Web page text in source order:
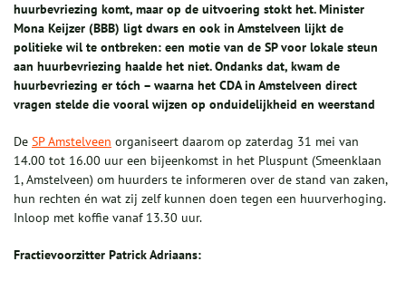
huurbevriezing komt, maar op de uitvoering stokt het. Minister
Mona Keijzer (BBB) ligt dwars en ook in Amstelveen lijkt de
politieke wil te ontbreken: een motie van de SP voor lokale steun
aan huurbevriezing haalde het niet. Ondanks dat, kwam de
huurbevriezing er tóch – waarna het CDA in Amstelveen direct
vragen stelde die vooral wijzen op onduidelijkheid en weerstand
De SP Amstelveen organiseert daarom op zaterdag 31 mei van
14.00 tot 16.00 uur een bijeenkomst in het Pluspunt (Smeenklaan
1, Amstelveen) om huurders te informeren over de stand van zaken,
hun rechten én wat zij zelf kunnen doen tegen een huurverhoging.
Inloop met koffie vanaf 13.30 uur.
Fractievoorzitter Patrick Adriaans: